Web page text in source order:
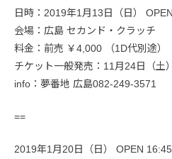
日時：2019年1月13日（日）
会場：広島 セカンド・クラッチ
料金：前売 ￥4,000 （1D代別途）
チケット一般発売：11月24日（土
info：夢番地 広島082-249-3571
==
2019年1月20日（日） OPEN